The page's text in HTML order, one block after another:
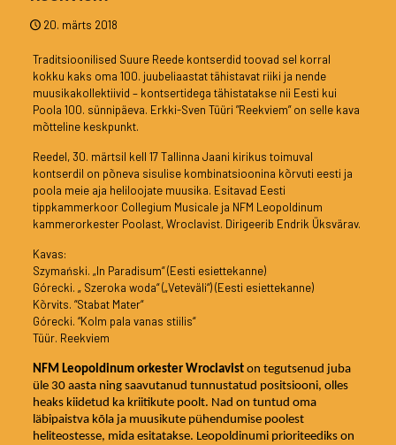
20. märts 2018
Traditsioonilised Suure Reede kontserdid toovad sel korral
kokku kaks oma 100. juubeliaastat tähistavat riiki ja nende
muusikakollektiivid – kontsertidega tähistatakse nii Eesti kui
Poola 100. sünnipäeva. Erkki-Sven Tüüri ”Reekviem” on selle kava
mõtteline keskpunkt.
Reedel, 30. märtsil kell 17 Tallinna Jaani kirikus toimuval
kontserdil on põneva sisulise kombinatsioonina kõrvuti eesti ja
poola meie aja heliloojate muusika. Esitavad Eesti
tippkammerkoor Collegium Musicale ja NFM Leopoldinum
kammerorkester Poolast, Wroclavist. Dirigeerib Endrik Üksvärav.
Kavas:
Szymański. „In Paradisum“ (Eesti esiettekanne)
Górecki. „ Szeroka woda“ („Veteväli“) (Eesti esiettekanne)
Kõrvits. “Stabat Mater“
Górecki. “Kolm pala vanas stiilis“
Tüür. Reekviem
NFM Leopoldinum orkester Wroclavist on tegutsenud juba
üle 30 aasta ning saavutanud tunnustatud positsiooni, olles
heaks kiidetud ka kriitikute poolt. Nad on tuntud oma
läbipaistva kõla ja muusikute pühendumise poolest
heliteostesse, mida esitatakse. Leopoldinumi prioriteediks on